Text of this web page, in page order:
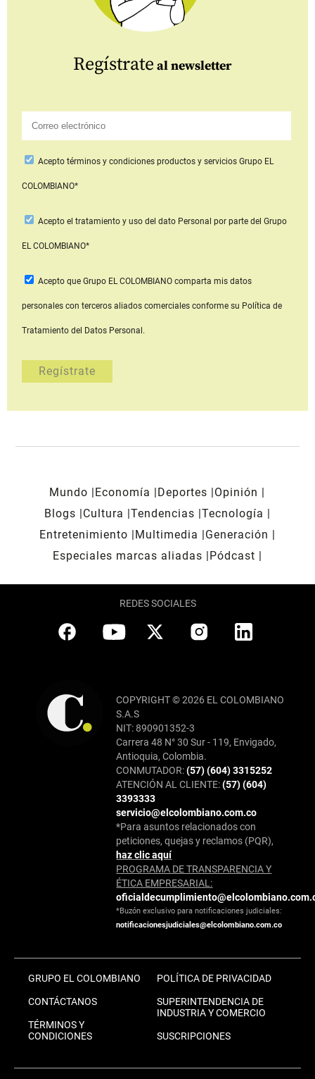
Regístrate al newsletter
Aceptotérminos y condiciones productos y serviciosGrupo EL
COLOMBIANO*
Acepto el tratamiento y uso del dato Personal por parte del Grupo
EL COLOMBIANO*
Acepto que Grupo EL COLOMBIANOcomparta mis datos
personales con terceros aliados comerciales conforme su Política de
Tratamiento del Datos Personal.
Mundo Economía Deportes
Opinión
Blogs
Cultura Tendencias Tecnología
Entretenimiento
Multimedia
Generación
Especiales marcas aliadas
Pódcast
REDES SOCIALES
COPYRIGHT © 2026 EL COLOMBIANO
S.A.S
NIT: 890901352-3
Carrera 48 N° 30 Sur - 119, Envigado,
Antioquia, Colombia.
CONMUTADOR:(57) (604) 3315252
ATENCIÓN AL CLIENTE:(57) (604)
3393333
servicio@elcolombiano.com.co
*Para asuntos relacionados con
peticiones, quejas y reclamos (PQR),
haz clic aquí
PROGRAMA DE TRANSPARENCIA Y
ÉTICA EMPRESARIAL:
*Buzón exclusivo para notificaciones judiciales:
notificacionesjudiciales@elcolombiano.com.co
GRUPO EL COLOMBIANO
CONTÁCTANOS
TÉRMINOS Y
CONDICIONES
POLÍTICA DE PRIVACIDAD
SUPERINTENDENCIA DE
INDUSTRIA Y COMERCIO
SUSCRIPCIONES